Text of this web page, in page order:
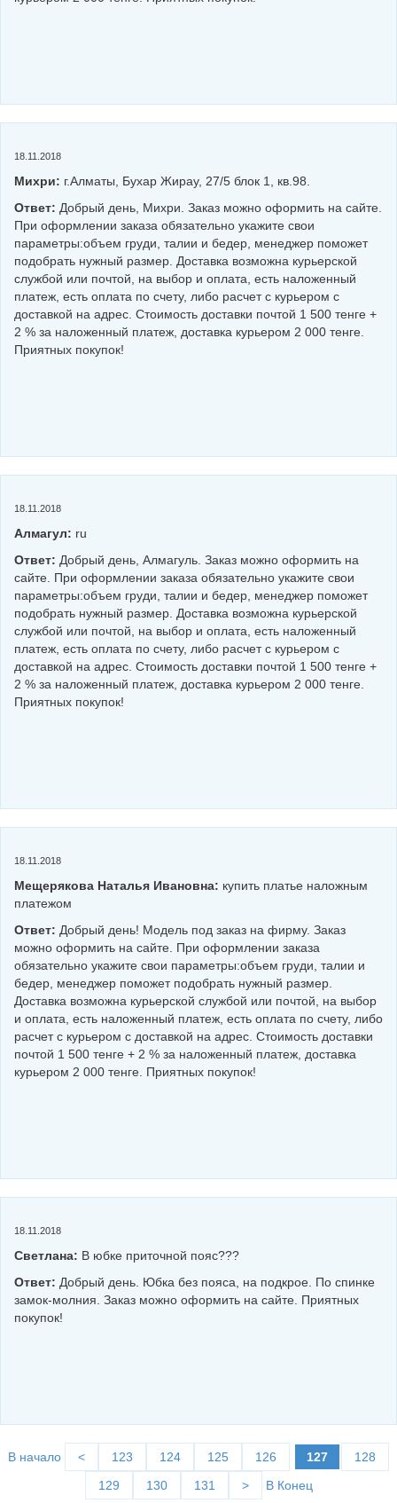
18.11.2018
Михри: г.Алматы, Бухар Жирау, 27/5 блок 1, кв.98.
Ответ: Добрый день, Михри. Заказ можно оформить на сайте.
При оформлении заказа обязательно укажите свои
параметры:объем груди, талии и бедер, менеджер поможет
подобрать нужный размер. Доставка возможна курьерской
службой или почтой, на выбор и оплата, есть наложенный
платеж, есть оплата по счету, либо расчет с курьером с
доставкой на адрес. Стоимость доставки почтой 1 500 тенге +
2 % за наложенный платеж, доставка курьером 2 000 тенге.
Приятных покупок!
18.11.2018
Алмагул: ru
Ответ: Добрый день, Алмагуль. Заказ можно оформить на
сайте. При оформлении заказа обязательно укажите свои
параметры:объем груди, талии и бедер, менеджер поможет
подобрать нужный размер. Доставка возможна курьерской
службой или почтой, на выбор и оплата, есть наложенный
платеж, есть оплата по счету, либо расчет с курьером с
доставкой на адрес. Стоимость доставки почтой 1 500 тенге +
2 % за наложенный платеж, доставка курьером 2 000 тенге.
Приятных покупок!
18.11.2018
Мещерякова Наталья Ивановна: купить платье наложным
платежом
Ответ: Добрый день! Модель под заказ на фирму. Заказ
можно оформить на сайте. При оформлении заказа
обязательно укажите свои параметры:объем груди, талии и
бедер, менеджер поможет подобрать нужный размер.
Доставка возможна курьерской службой или почтой, на выбор
и оплата, есть наложенный платеж, есть оплата по счету, либо
расчет с курьером с доставкой на адрес. Стоимость доставки
почтой 1 500 тенге + 2 % за наложенный платеж, доставка
курьером 2 000 тенге. Приятных покупок!
18.11.2018
Светлана: В юбке приточной пояс???
Ответ: Добрый день. Юбка без пояса, на подкрое. По спинке
замок-молния. Заказ можно оформить на сайте. Приятных
покупок!
В начало < 123 124 125 126 127
128
129
130 131 > В Конец